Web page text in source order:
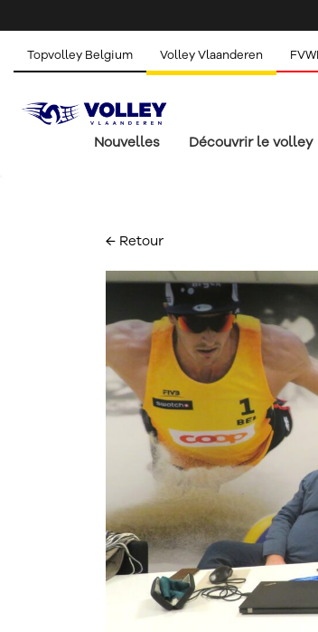
Topvolley Belgium Volley Vlaanderen
Nouvelles Découvrir le volley
← Retour